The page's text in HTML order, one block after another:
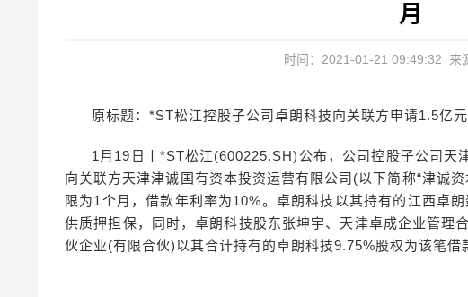
月
时间：2021-01-21 09:49:32 来
原标题：*ST松江控股子公司卓朗科技向关联方申请1.5亿
1月19日丨*ST松江(600225.SH)公布，公司控股子公司天
向关联方天津津诚国有资本投资运营有限公司(以下简称“津诚
限为1个月，借款年利率为10%。卓朗科技以其持有的江西卓
供质押担保，同时，卓朗科技股东张坤宇、天津卓成企业管理
伙企业(有限合伙)以其合计持有的卓朗科技9.75%股权为该笔借